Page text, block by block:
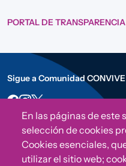
PORTAL DE TRANSPARENCIA
Sigue a Comunidad CONVIVE
En las páginas de este
selección de cookies
Cookies esenciales,
utilizar el sitio web;